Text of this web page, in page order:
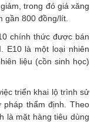
trong đó giá xăng
gần 800 đồng/lít.
chính thức được bán
E10 là một loại nhiên
liệu (cồn sinh học)
triển khai lộ trình sử
thẩm định. Theo
là mặt hàng tiêu dùng